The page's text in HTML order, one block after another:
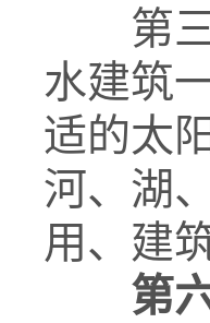
第三
水建筑
适的太
河、湖
用、建
第